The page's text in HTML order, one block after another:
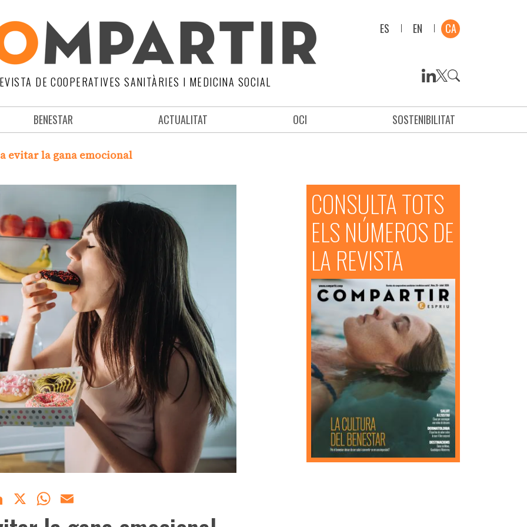
DE COOPERATIVES SANITÀRIES I MEDICINA SOCIAL
ES EN CA
BENESTAR ACTUALITAT OCI SOSTENIBILITAT
evitar la gana emocional
LinkedIn
X WhatsApp
CONSULTA TOTS
ELS NÚMEROS DE
LA REVISTA